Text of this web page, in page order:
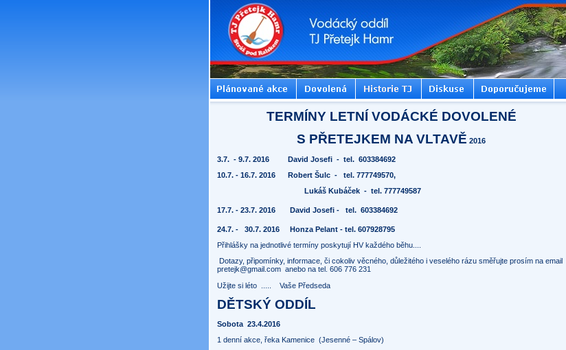
TERMÍNY LETNÍ VODÁCKÉ DOVOLENÉ
S PŘETEJKEM NA VLTAVĚ 2016
3.7. - 9.7. 2016 David Josefi - tel. 603384692
10.7. - 16.7. 2016
Robert Šulc -
tel. 777749570,
Lukáš Kubáček - tel. 777749587
17.7. - 23.7. 2016 David Josefi - tel. 603384692
24.7. - 30.7. 2016
Honza Pelant - tel. 607928795
Přihlášky na jednotlivé termíny poskytují HV každého běhu....
Dotazy, připomínky, informace, či cokoliv věcného, důležitého i veselého rázu směřujte prosím na email
pretejk@gmail.com anebo na tel. 606 776 231
Užijte si léto ..... Vaše Předseda
DĚTSKÝ ODDÍL
Sobota 23.4.2016
1 denní akce, řeka Kamenice (Jesenné – Spálov)